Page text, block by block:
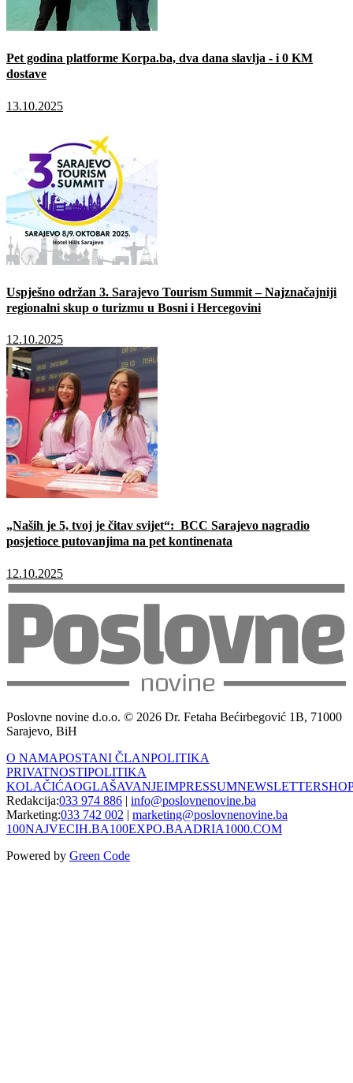
Pet godina platforme Korpa.ba, dva dana slavlja - i 0 KM
dostave
13.10.2025
Uspješno održan 3. Sarajevo Tourism Summit – Najznačajniji
regionalni skup o turizmu u Bosni i Hercegovini
12.10.2025
„Naših je 5, tvoj je čitav svijet“: BCC Sarajevo nagradio
posjetioce putovanjima na pet kontinenata
12.10.2025
Poslovne novine d.o.o. © 2026 Dr. Fetaha Bećirbegović 1B, 71000
Sarajevo, BiH
O NAMAPOSTANI ČLANPOLITIKA
PRIVATNOSTIPOLITIKA
KOLAČIĆAOGLAŠAVANJEIMPRESSUMNEWSLETTER
Redakcija:033 974 886 | info@poslovnenovine.ba
Marketing:033 742 002 | marketing@poslovnenovine.ba
100NAJVECIH.BA100EXPO.BAADRIA1000.COM
Powered by Green Code